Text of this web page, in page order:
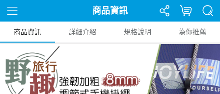
商品資訊
商品資訊 詳細介紹 規格說明 為你推薦